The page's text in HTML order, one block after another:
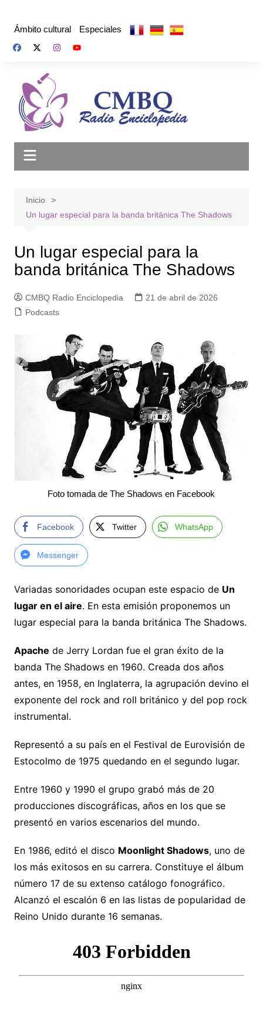
Ámbito cultural Especiales
Inicio
Un lugar especial para la banda británica The Shadows
Un lugar especial para la
banda británica The Shadows
CMBQ Radio Enciclopedia
21 de abril de 2026
Podcasts
Foto tomada de The Shadows en Facebook
Facebook Twitter WhatsApp
Messenger
Variadas sonoridades ocupan este espacio de Un
lugar en el aire. En esta emisión proponemos un
lugar especial para la banda británica The Shadows.
Apache de Jerry Lordan fue el gran éxito de la
banda The Shadows en 1960. Creada dos años
antes, en 1958, en Inglaterra, la agrupación devino el
exponente del rock and roll británico y del pop rock
instrumental.
Representó a su país en el Festival de Eurovisión de
Estocolmo de 1975 quedando en el segundo lugar.
Entre 1960 y 1990 el grupo grabó más de 20
producciones discográficas, años en los que se
presentó en varios escenarios del mundo.
En 1986, editó el disco Moonlight Shadows, uno de
los más exitosos en su carrera. Constituye el álbum
número 17 de su extenso catálogo fonográfico.
Alcanzó el escalón 6 en las listas de popularidad de
Reino Unido durante 16 semanas.